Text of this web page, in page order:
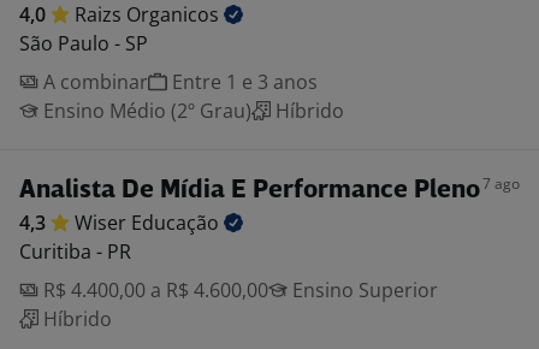
4,0 Raizs Organicos
São Paulo - SP
A combinar
Entre 1 e 3 anos
Ensino Médio (2º Grau)
Híbrido
Analista De Mídia E Performance Pleno7 ago
4,3 Wiser Educação
Curitiba - PR
R$ 4.400,00 a R$ 4.600,00
Ensino Superior
Híbrido